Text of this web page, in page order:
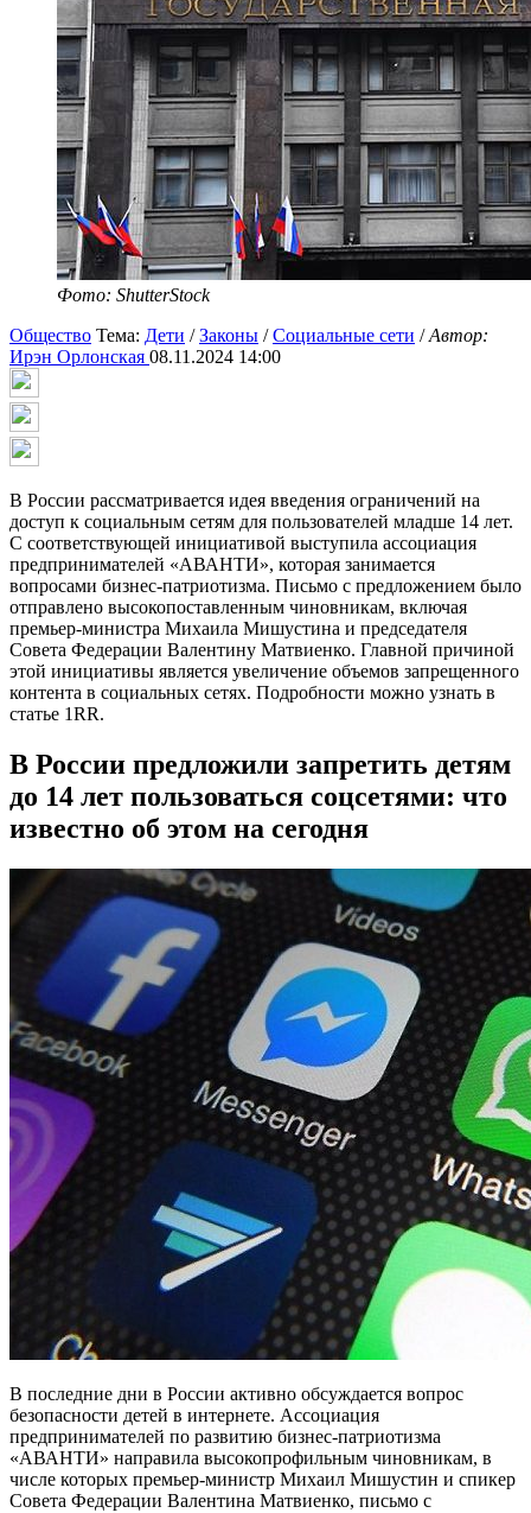
Фото: ShutterStock
Общество Тема: Дети /Законы /Социальные сети /Автор:
Ирэн Орлонская 08.11.2024 14:00
В России рассматривается идея введения ограничений на
доступ к социальным сетям для пользователей младше 14 лет.
С соответствующей инициативой выступила ассоциация
предпринимателей «АВАНТИ», которая занимается
вопросами бизнес-патриотизма. Письмо с предложением было
отправлено высокопоставленным чиновникам, включая
премьер-министра Михаила Мишустина и председателя
Совета Федерации Валентину Матвиенко. Главной причиной
этой инициативы является увеличение объемов запрещенного
контента в социальных сетях. Подробности можно узнать в
статье 1RR.
В России предложили запретить детям
до 14 лет пользоваться соцсетями: что
известно об этом на сегодня
В последние дни в России активно обсуждается вопрос
безопасности детей в интернете. Ассоциация
предпринимателей по развитию бизнес-патриотизма
«АВАНТИ» направила высокопрофильным чиновникам, в
числе которых премьер-министр Михаил Мишустин и спикер
Совета Федерации Валентина Матвиенко, письмо с